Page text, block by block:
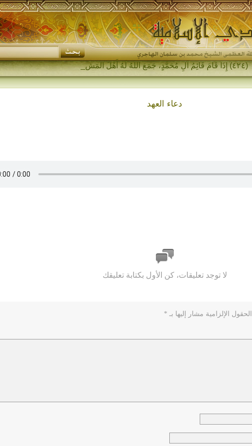
(٤٢٤) إِذَا قَامَ قَائِمُ آلِ مُحَمَّدٍ، جَمَعَ اللهُ لَهُ أَهْلَ المَشْرِقِ و-
دعاء العهد
لا توجد تعليقات، كن الأول بكتابة تعليقك
الحقول الإلزامية مشار إليها بـ *